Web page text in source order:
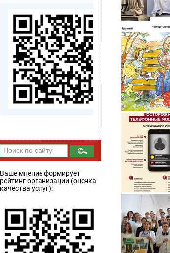
Ваше мнение формирует
рейтинг организации (оценка
качества услуг):